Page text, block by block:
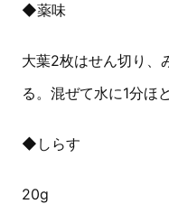
◆薬味
大葉2枚はせん切り、
る。混ぜて水に1分ほ
◆しらす
20g